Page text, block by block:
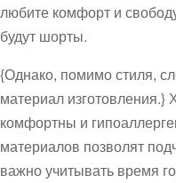
любите комфорт и
будут шорты.
{Однако, помимо стиля,
материал изготовления.}
комфортны и
материалов позволят
важно учитывать время